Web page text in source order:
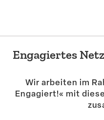
Engagiertes
Wir arbeiten im
Engagiert!« mit